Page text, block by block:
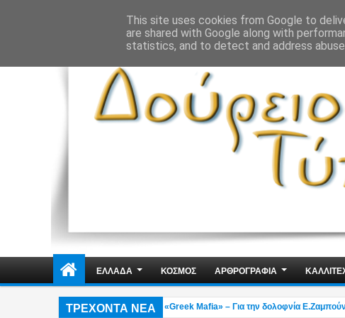
ΕΛΛΑΔΑ ΚΟΣΜΟΣ ΑΡΘΡΟΓΡΑΦΙΑ
ΤΡΕΧΟΝΤΑ ΝΕΑ
στη Γερμανία εκτελεστής της «Greek Mafia» – Για την δολοφνία Ε.Ζαμπούνη
This site uses cookies from Google to
are shared with Google along with
statistics, and to detect and address